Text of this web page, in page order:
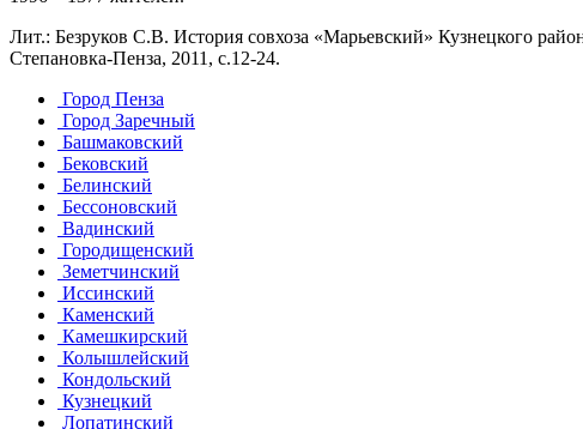
Лит.: Безруков С.В. История совхоза «Марьевский» Кузнецкого
Степановка-Пенза, 2011, с.12-24.
Город Пенза
Город Заречный
Башмаковский
Бековский
Белинский
Бессоновский
Вадинский
Городищенский
Земетчинский
Иссинский
Каменский
Камешкирский
Колышлейский
Кондольский
Кузнецкий
Лопатинский